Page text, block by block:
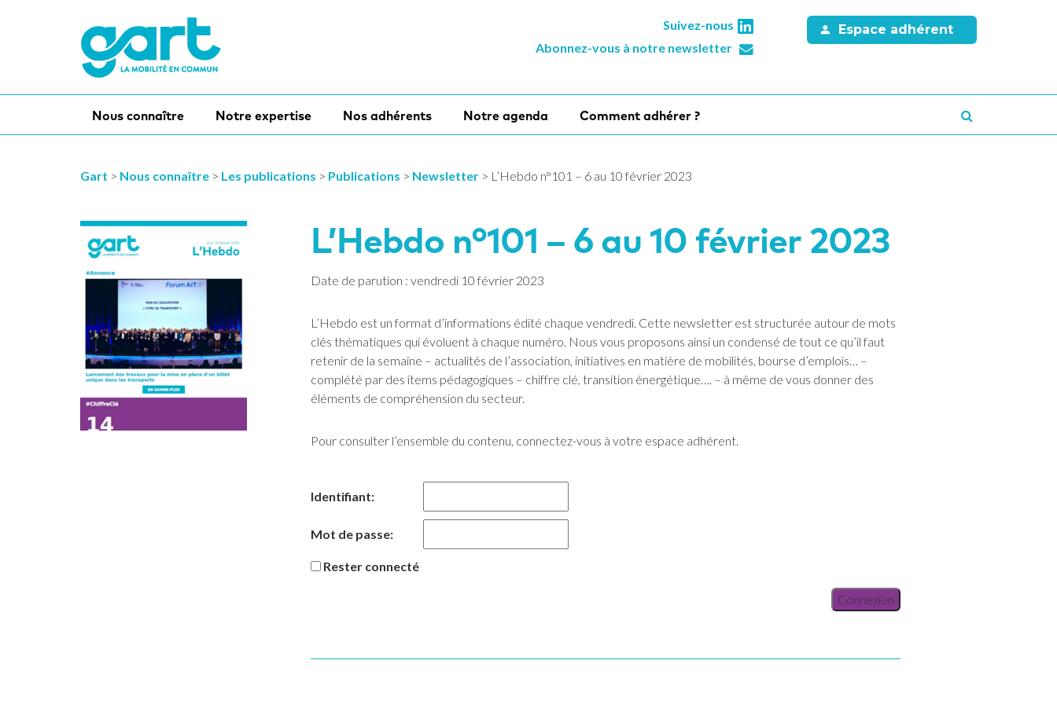
Suivez-nous
Abonnez-vous à notre newsletter
Espace adhérent
Nous connaître Notre expertise Nos adhérents Notre agenda Comment adhérer ?
Gart > Nous connaître > Les publications > Publications > Newsletter > L’Hebdo n°101 – 6 au 10 février 2023
L’Hebdo n°101 – 6 au 10 février 2023
Date de parution : vendredi 10 février 2023
L’Hebdo est un format d’informations édité chaque vendredi. Cette newsletter est structurée autour de mots
clés thématiques qui évoluent à chaque numéro. Nous vous proposons ainsi un condensé de tout ce qu’il faut
retenir de la semaine – actualités de l’association, initiatives en matière de mobilités, bourse d’emplois… –
complété par des items pédagogiques – chiffre clé, transition énergétique…. – à même de vous donner des
éléments de compréhension du secteur.
Pour consulter l’ensemble du contenu, connectez-vous à votre espace adhérent.
Identifiant:
Mot de passe:
Rester connecté
Connexion